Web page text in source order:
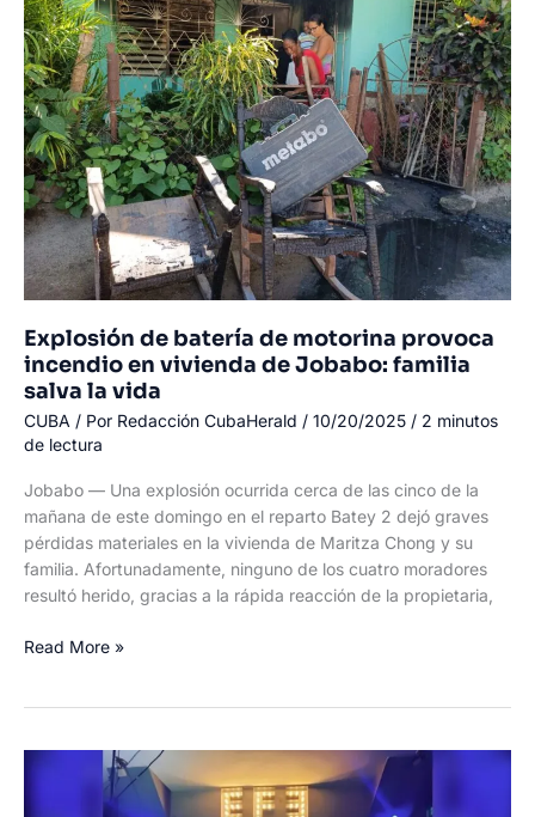
un
altercado
en
Sagua
la
Grande,
Villa
Clara
Explosión de batería de motorina provoca
incendio en vivienda de Jobabo: familia
salva la vida
CUBA / Por Redacción CubaHerald / 10/20/2025 / 2 minutos
de lectura
Jobabo — Una explosión ocurrida cerca de las cinco de la
mañana de este domingo en el reparto Batey 2 dejó graves
pérdidas materiales en la vivienda de Maritza Chong y su
familia. Afortunadamente, ninguno de los cuatro moradores
resultó herido, gracias a la rápida reacción de la propietaria,
Explosión
motorina
Read More »